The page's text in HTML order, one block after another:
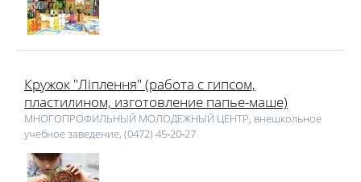
Кружок "Ліплення" (работа с гипсом,
пластилином, изготовление папье-маше)
МНОГОПРОФИЛЬНЫЙ МОЛОДЕЖНЫЙ ЦЕНТР, внешкольное
учебное заведение, (0472) 45‑20‑27